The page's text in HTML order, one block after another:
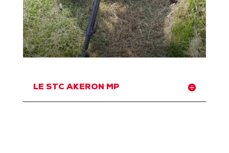
LE STC AKERON MP